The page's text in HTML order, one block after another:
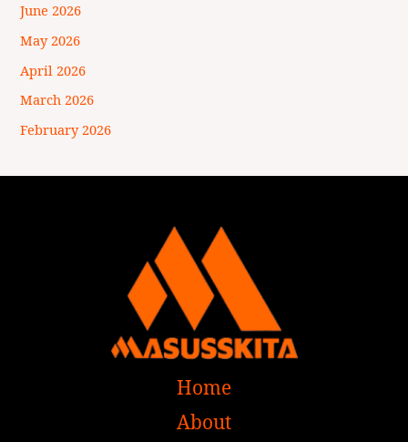
June 2026
May 2026
April 2026
March 2026
February 2026
Home
About